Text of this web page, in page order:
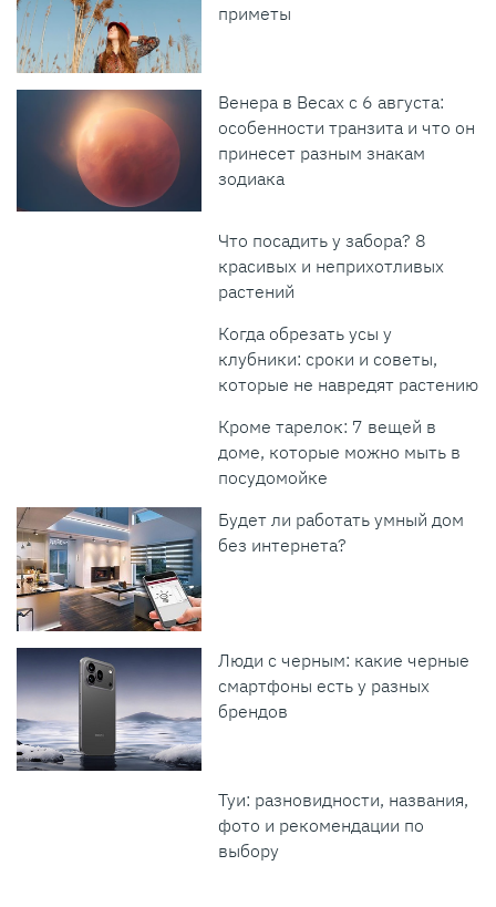
приметы
Венера в Весах с 6 августа:
особенности транзита и что он
принесет разным знакам
зодиака
Что посадить у забора? 8
красивых и неприхотливых
растений
Когда обрезать усы у
клубники: сроки и советы,
которые не навредят растению
Кроме тарелок: 7 вещей в
доме, которые можно мыть в
посудомойке
Будет ли работать умный дом
без интернета?
Люди с черным: какие черные
смартфоны есть у разных
брендов
Туи: разновидности, названия,
фото и рекомендации по
выбору